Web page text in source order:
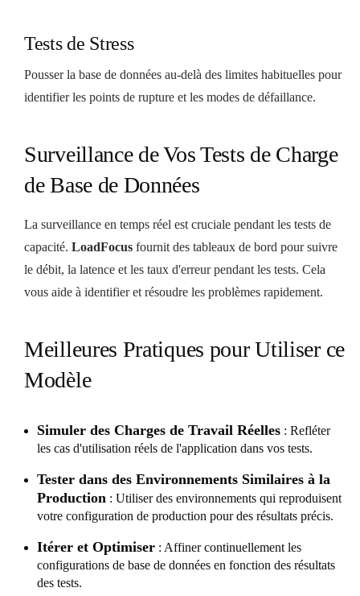
Tests de Stress
Pousser la base de données au-delà des limites habituelles pour
identifier les points de rupture et les modes de défaillance.
Surveillance de Vos Tests de Charge
de Base de Données
La surveillance en temps réel est cruciale pendant les tests de
capacité. LoadFocus fournit des tableaux de bord pour suivre
le débit, la latence et les taux d'erreur pendant les tests. Cela
vous aide à identifier et résoudre les problèmes rapidement.
Meilleures Pratiques pour Utiliser ce
Modèle
Simuler des Charges de Travail Réelles : Refléter
les cas d'utilisation réels de l'application dans vos tests.
Tester dans des Environnements Similaires à la
Production : Utiliser des environnements qui reproduisent
votre configuration de production pour des résultats précis.
Itérer et Optimiser : Affiner continuellement les
configurations de base de données en fonction des résultats
des tests.